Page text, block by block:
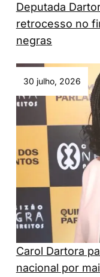
Deputada
retrocesso no
negras
30 julho, 2026
Carol Dartora
nacional por